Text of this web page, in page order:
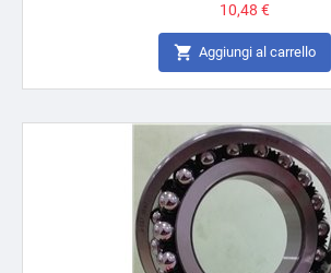
Prezzo
10,48 €
 Aggiungi al carrello